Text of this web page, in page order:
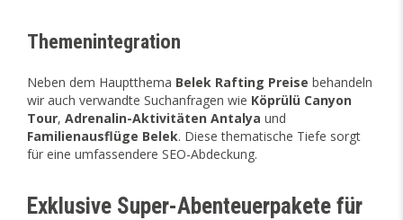
Themenintegration
Neben dem Hauptthema Belek Rafting Preise behandeln
wir auch verwandte Suchanfragen wie Köprülü Canyon
Tour, Adrenalin-Aktivitäten Antalya und
Familienausflüge Belek. Diese thematische Tiefe sorgt
für eine umfassendere SEO-Abdeckung.
Exklusive Super-Abenteuerpakete für